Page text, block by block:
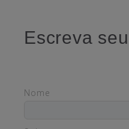
Escreva
Nome